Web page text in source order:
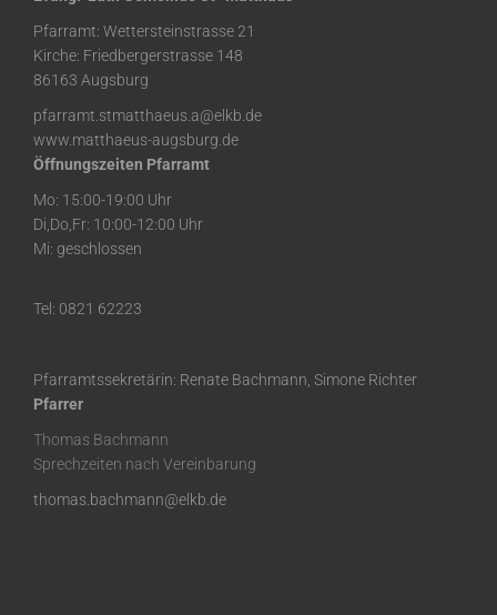
Pfarramt: Wettersteinstrasse 21
Kirche: Friedbergerstrasse 148
86163 Augsburg
pfarramt.stmatthaeus.a@elkb.de
www.matthaeus-augsburg.de
Öffnungszeiten Pfarramt
Mo: 15:00-19:00 Uhr
Di,Do,Fr: 10:00-12:00 Uhr
Mi: geschlossen
Tel: 0821 62223
Pfarramtssekretärin: Renate Bachmann, Simone Richter
Pfarrer
Thomas Bachmann
Sprechzeiten nach Vereinbarung
thomas.bachmann@elkb.de